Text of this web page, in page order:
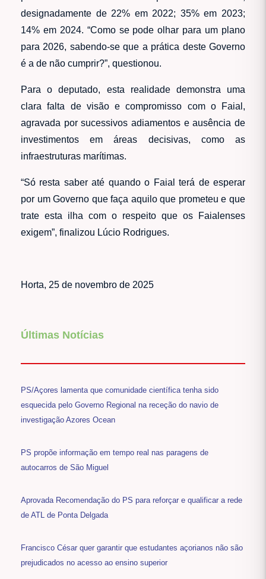
designadamente de 22% em 2022; 35% em 2023;
14% em 2024. “Como se pode olhar para um plano
para 2026, sabendo-se que a prática deste Governo
é a de não cumprir?”, questionou.
Para o deputado, esta realidade demonstra uma
clara falta de visão e compromisso com o Faial,
agravada por sucessivos adiamentos e ausência de
investimentos em áreas decisivas, como as
infraestruturas marítimas.
“Só resta saber até quando o Faial terá de esperar
por um Governo que faça aquilo que prometeu e que
trate esta ilha com o respeito que os Faialenses
exigem”, finalizou Lúcio Rodrigues.
Horta, 25 de novembro de 2025
Últimas Notícias
PS/Açores lamenta que comunidade científica tenha sido
esquecida pelo Governo Regional na receção do navio de
investigação Azores Ocean
PS propõe informação em tempo real nas paragens de
autocarros de São Miguel
Aprovada Recomendação do PS para reforçar e qualificar a rede
de ATL de Ponta Delgada
Francisco César quer garantir que estudantes açorianos não são
prejudicados no acesso ao ensino superior